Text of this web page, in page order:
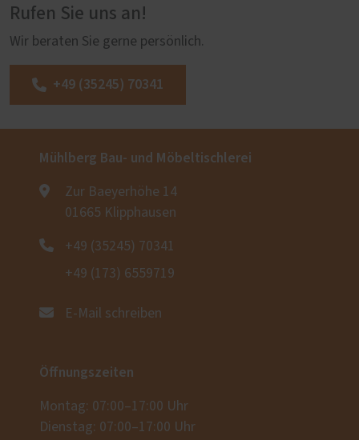
Rufen Sie uns an!
Wir beraten Sie gerne persönlich.
+49 (35245) 70341
Mühlberg Bau- und Möbeltischlerei
Zur Baeyerhöhe 14
01665 Klipphausen
+49 (35245) 70341
+49 (173) 6559719
E-Mail schreiben
Öffnungszeiten
Montag: 07:00–17:00 Uhr
Dienstag: 07:00–17:00 Uhr